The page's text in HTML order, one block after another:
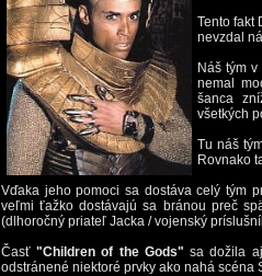
Tento fakt
nevzdal
Náš tým
nemal
šanca
všetkých
Tu náš
Rovnako
Vďaka jeho pomoci sa dostáva celý tým
veľmi ťažko dostávajú sa bránou preč
(dlhoročný priateľ Jacka / vojenský
Časť"Children of the Gods" sa dožila
odstránené niektoré prvky ako nahá scéna